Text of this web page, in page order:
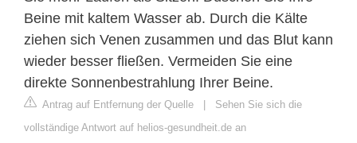
Beine mit kaltem Wasser ab. Durch die Kälte
ziehen sich Venen zusammen und das Blut kann
wieder besser fließen. Vermeiden Sie eine
direkte Sonnenbestrahlung Ihrer Beine.
Antrag auf Entfernung der Quelle | Sehen Sie sich die
vollständige Antwort auf helios-gesundheit.de an